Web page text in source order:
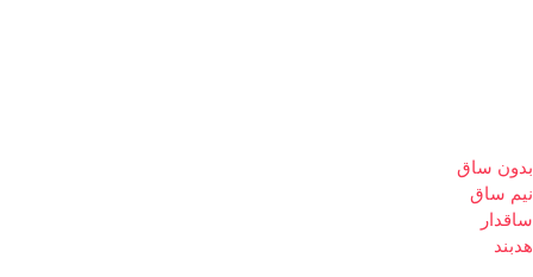
بدون ساق
نیم ساق
ساقدار
هدبند